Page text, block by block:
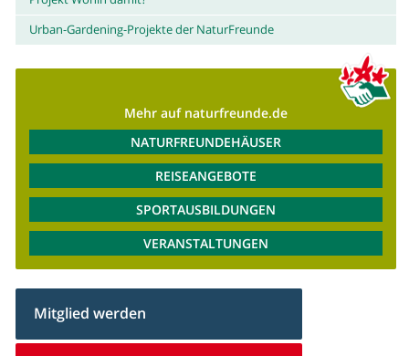
Urban-Gardening-Projekte der NaturFreunde
Mehr auf naturfreunde.de
NATURFREUNDEHÄUSER
REISEANGEBOTE
SPORTAUSBILDUNGEN
VERANSTALTUNGEN
Mitglied werden